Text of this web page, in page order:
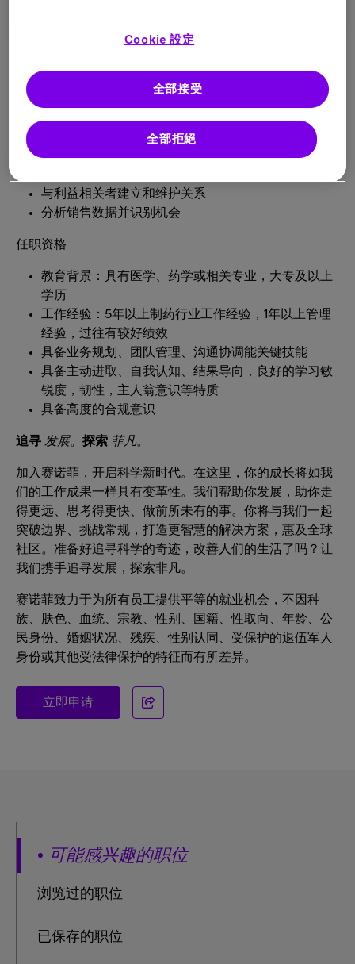
领导和发展一组销售专业人员，以实现该区域的业务目
标，并管理团队高绩效发展，提高区域客户观念。
管理区域内的销售团队
制定和执行区域销售策略
与利益相关者建立和维护关系
分析销售数据并识别机会
任职资格
教育背景：具有医学、药学或相关专业，大专及以上
学历
工作经验：5年以上制药行业工作经验，1年以上管理
经验，过往有较好绩效
具备业务规划、团队管理、沟通协调能关键技能
具备主动进取、自我认知、结果导向，良好的学习敏
锐度，韧性，主人翁意识等特质
具备高度的合规意识
追寻 发展。 探索 菲凡。
加入赛诺菲，开启科学新时代。在这里，你的成长将如我
们的工作成果一样具有变革性。我们帮助你发展，助你走
得更远、思考得更快、做前所未有的事。你将与我们一起
突破边界、挑战常规，打造更智慧的解决方案，惠及全球
社区。准备好追寻科学的奇迹，改善人们的生活了吗？让
我们携手追寻发展，探索非凡。
赛诺菲致力于为所有员工提供平等的就业机会，不因种
族、肤色、血统、宗教、性别、国籍、性取向、年龄、公
民身份、婚姻状况、残疾、性别认同、受保护的退伍军人
身份或其他受法律保护的特征而有所差异。
立即申请
可能感兴趣的职位
浏览过的职位
已保存的职位
Cookie 設定
全部拒絕
全部接受